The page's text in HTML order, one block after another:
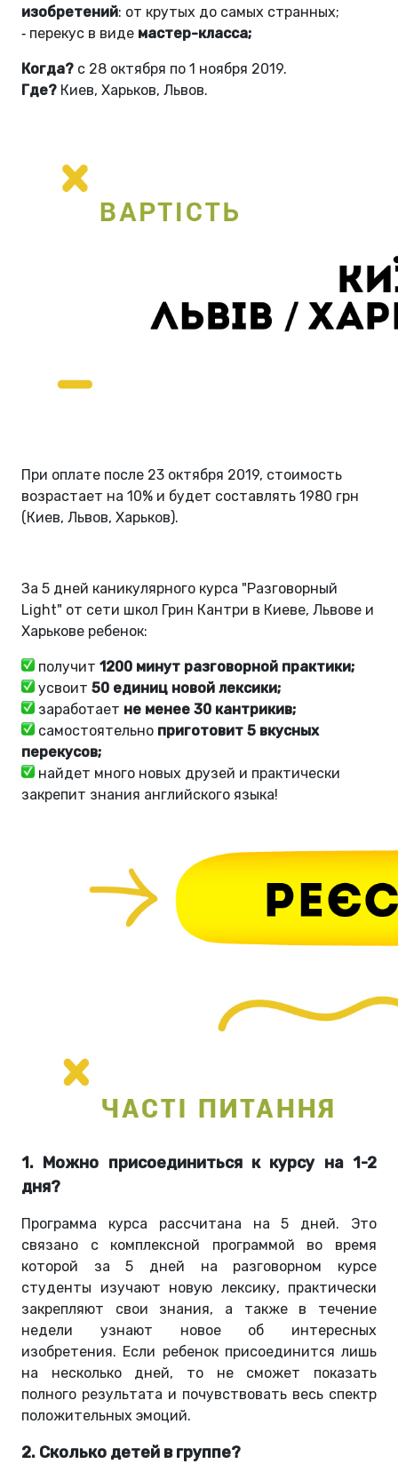
изобретений: от крутых до самых странных;
- перекус в виде мастер-класса;
Когда? с 28 октября по 1 ноября 2019.
Где? Киев, Харьков, Львов.
При оплате после 23 октября 2019, стоимость
возрастает на 10% и будет составлять 1980 грн
(Киев, Львов, Харьков).
За 5 дней каникулярного курса "Разговорный
Light" от сети школ Грин Кантри в Киеве, Львове и
Харькове ребенок:
получит 1200 минут разговорной практики;
усвоит 50 единиц новой лексики;
заработает не менее 30 кантрикив;
самостоятельно приготовит 5 вкусных
перекусов;
найдет много новых друзей и практически
закрепит знания английского языка!
1. Можно присоединиться к курсу на 1-2
дня?
Программа курса рассчитана на 5 дней. Это
связано с комплексной программой во время
которой за 5 дней на разговорном курсе
студенты изучают новую лексику, практически
закрепляют свои знания, а также в течение
недели узнают новое об интересных
изобретения. Если ребенок присоединится лишь
на несколько дней, то не сможет показать
полного результата и почувствовать весь спектр
положительных эмоций.
2. Сколько детей в группе?